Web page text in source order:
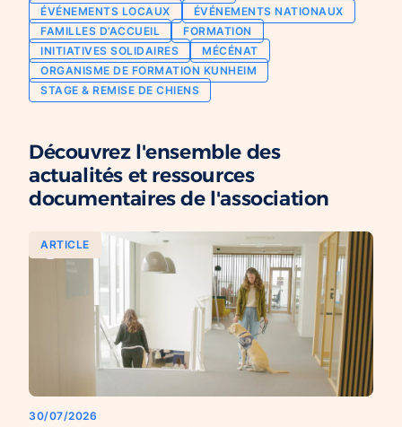
ÉVÉNEMENTS LOCAUX
ÉVÉNEMENTS NATIONAUX
FAMILLES D’ACCUEIL
FORMATION
INITIATIVES SOLIDAIRES
MÉCÉNAT
ORGANISME DE FORMATION KUNHEIM
STAGE & REMISE DE CHIENS
Découvrez l'ensemble des
actualités et ressources
documentaires de l'association
ARTICLE
30/07/2026